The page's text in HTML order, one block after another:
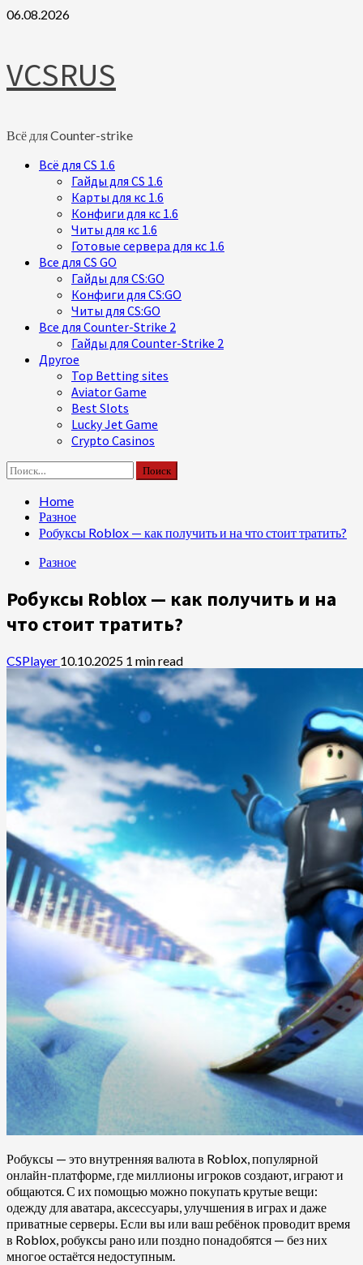
Skip
06.08.2026
VCSRUS
Всё для Counter-strike
PrimaryВсё для CS 1.6
Гайды для CS 1.6
Карты для кс 1.6
Конфиги для кс 1.6
Читы для кс 1.6
Готовые сервера для кс 1.6
Все для CS GO
Гайды для CS:GO
Конфиги для CS:GO
Читы для CS:GO
Все для Counter-Strike 2
Гайды для Counter-Strike 2
Другое
Top Betting sites
Aviator Game
Best Slots
Lucky Jet Game
Crypto Casinos
Найти:
Home
Разное
Робуксы Roblox — как получить и на что стоит тратить?
Разное
Робуксы Roblox — как получить и на
что стоит тратить?
CSPlayer 10.10.2025 1 min read
Робуксы — это внутренняя валюта в Roblox, популярной
онлайн-платформе, где миллионы игроков создают, играют и
общаются. С их помощью можно покупать крутые вещи:
одежду для аватара, аксессуары, улучшения в играх и даже
приватные серверы. Если вы или ваш ребёнок проводит время
в Roblox, робуксы рано или поздно понадобятся — без них
многое остаётся недоступным.